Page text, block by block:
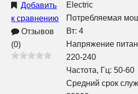
Добавить
к сравнению
Отзывов
(0)
Electric
Потребляемая
Вт: 4
Напряжение
220-240
Частота, Гц: 50-60
Средний срок